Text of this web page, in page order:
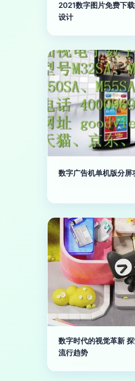
2021数字图片免费下
设计
数字广告机单机版分
数字时代的视觉革新
流行趋势